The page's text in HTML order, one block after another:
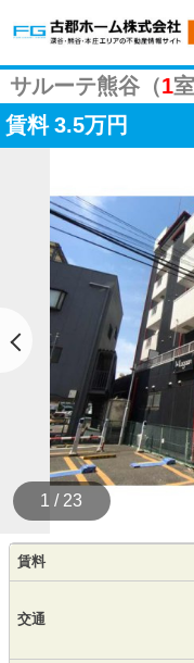
サルーテ熊谷（1室
賃料 3.5万円
1 / 23
賃料
交通